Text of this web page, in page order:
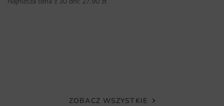
ZOBACZ WSZYSTKIE